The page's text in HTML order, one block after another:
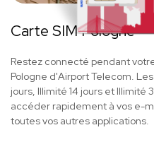
Carte SIM Pologne
Restez connecté pendant
Pologne d'Airport Telecom.
jours, Illimité 14 jours et Illimité
accéder rapidement à vos e-
toutes vos autres applications.